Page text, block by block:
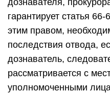
дознавателя,
гарантирует статья
этим правом,
последствия отвода,
дознаватель,
рассматривается с
уполномоченными